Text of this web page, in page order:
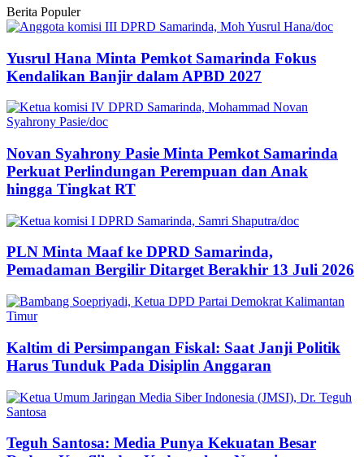
Berita Populer
Yusrul Hana Minta Pemkot Samarinda Fokus
Kendalikan Banjir dalam APBD 2027
Novan Syahrony Pasie Minta Pemkot Samarinda
Perkuat Perlindungan Perempuan dan Anak
hingga Tingkat RT
PLN Minta Maaf ke DPRD Samarinda,
Pemadaman Bergilir Ditarget Berakhir 13 Juli 2026
Kaltim di Persimpangan Fiskal: Saat Janji Politik
Harus Tunduk Pada Disiplin Anggaran
Teguh Santosa: Media Punya Kekuatan Besar